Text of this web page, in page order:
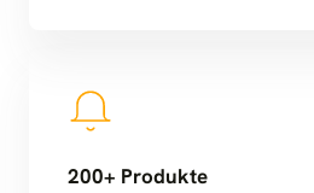
200+ Produkte